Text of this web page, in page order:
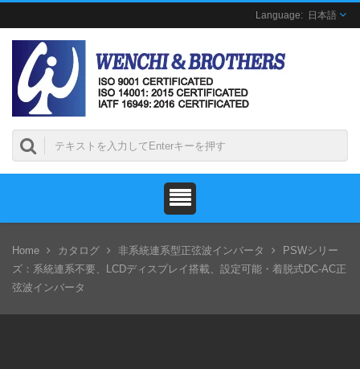
日本語
Home カタログ 非系統連系型正弦波インバータ
PSWシリー
ズ：系統連系不要、LCDディスプレイ搭載、設定可能・着脱式DC-AC正
弦波インバータ